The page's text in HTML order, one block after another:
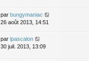
par bungymaniac
26 août 2013, 14:51
par lpascalon
30 juil. 2013, 13:09